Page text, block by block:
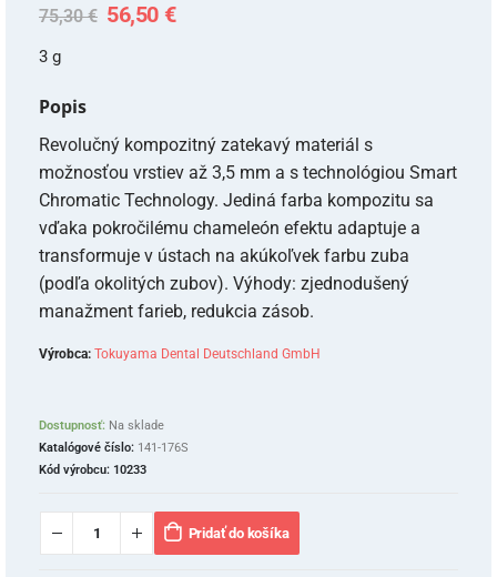
75,30€ Original
price
56,50 €Current
3 g
Popis
Revolučný kompozitný zatekavý materiál s
možnosťou vrstiev až 3,5 mm a s technológiou Smart
Chromatic Technology. Jediná farba kompozitu sa
vďaka pokročilému chameleón efektu adaptuje a
transformuje v ústach na akúkoľvek farbu zuba
(podľa okolitých zubov). Výhody: zjednodušený
manažment farieb, redukcia zásob.
Výrobca: Tokuyama Dental Deutschland GmbH
Dostupnosť: Na sklade
Katalógové číslo: 141-176S
Kód výrobcu: 10233
Pridať do košíka